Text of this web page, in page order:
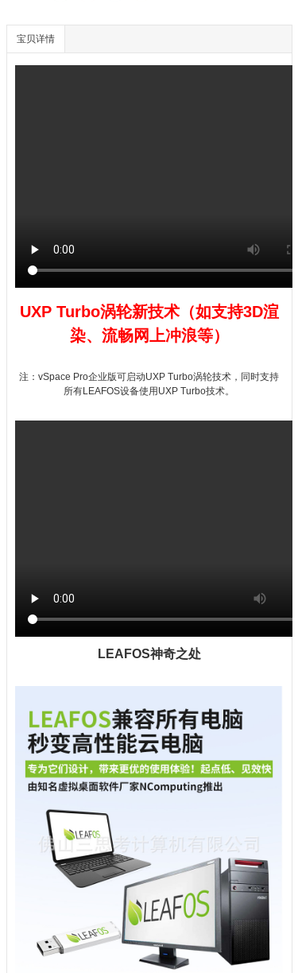
宝贝详情
UXP Turbo涡轮新技术（如支持3D渲
染、流畅网上冲浪等）
注： vSpace Pro企业版可启动UXP Turbo涡轮技术，同时支持
所有LEAFOS设备使用UXP Turbo技术。
LEAFOS神奇之处